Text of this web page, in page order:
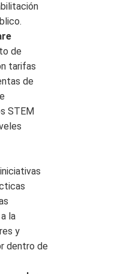
de
tarifas
de
STEM
la
y
dentro de